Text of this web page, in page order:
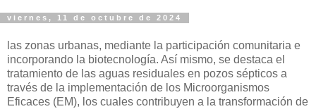
viernes, 11 de octubre de 2024
las zonas urbanas, mediante la participación comunitaria e
incorporando la biotecnología. Así mismo, se destaca el
tratamiento de las aguas residuales en pozos sépticos a
través de la implementación de los Microorganismos
Eficaces (EM), los cuales contribuyen a la transformación de